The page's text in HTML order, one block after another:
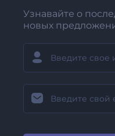
Узнавайте о
новых